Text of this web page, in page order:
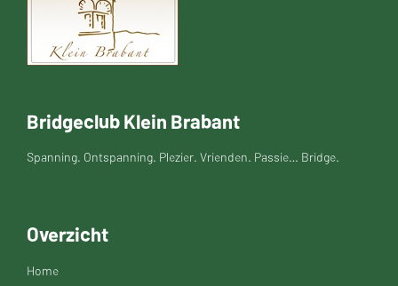
Bridgeclub Klein Brabant
Spanning. Ontspanning. Plezier. Vrienden. Passie… Bridge.
Overzicht
Home